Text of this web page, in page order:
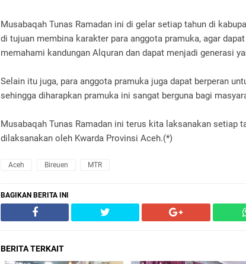
Musabaqah Tunas Ramadan ini di gelar setiap tahun di
di tujuan membina karakter para anggota pramuka, agar
memahami kandungan Alquran dan dapat menjadi generasi
Selain itu juga, para anggota pramuka juga dapat berperan
sehingga diharapkan pramuka ini sangat berguna bagi
Musabaqah Tunas Ramadan ini terus kita laksanakan setiap
dilaksanakan oleh Kwarda Provinsi Aceh.(*)
Aceh Bireuen MTR
BAGIKAN BERITA INI
BERITA TERKAIT